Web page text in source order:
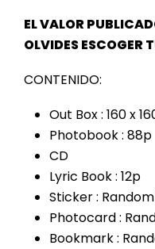
EL VALOR
OLVIDES ESCOGER
CONTENIDO:
Out Box : 160 x
Photobook : 88p
CD
Lyric Book : 12p
Sticker : Random
Photocard :
Bookmark :